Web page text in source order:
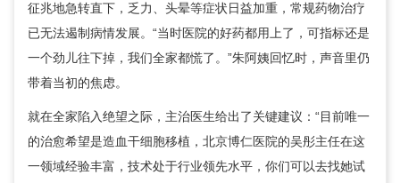
征兆地急转直下，乏力、头晕等症状日益加重，常规药物治疗
已无法遏制病情发展。“当时医院的好药都用上了，可指标还是
一个劲儿往下掉，我们全家都慌了。”朱阿姨回忆时，声音里仍
带着当初的焦虑。
就在全家陷入绝望之际，主治医生给出了关键建议：“目前唯一
的治愈希望是造血干细胞移植，北京博仁医院的吴彤主任在这
一领域经验丰富，技术处于行业领先水平，你们可以去找她试